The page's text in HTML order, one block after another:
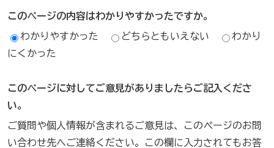
このページの内容はわかりやすかったですか。
わかりやすかった どちらともいえない
わかり
にくかった
このページに対してご意見がありましたらご記入くださ
い。
ご質問や個人情報が含まれるご意見は、このページのお問
い合わせ先へご連絡ください。この欄に入力されてもお答